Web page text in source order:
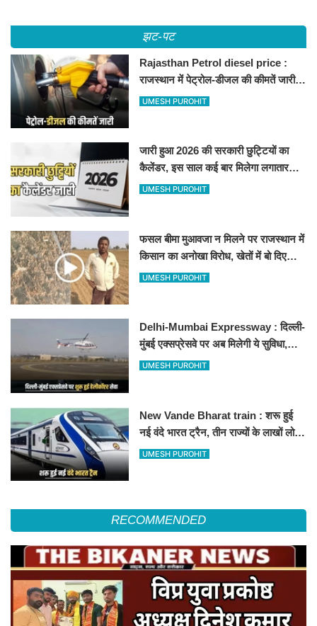
झट-पट
Rajasthan Petrol diesel price :
राजस्थान में पेट्रोल-डीजल की कीमतें जारी,
जानिए बीकानेर समेत पुरे प्रदेश में नए रेट
UMESH PUROHIT
जारी हुआ 2026 की सरकारी छुट्टियों का
कैलेंडर, इस साल कई बार मिलेगा लगातार
अवकाश, देखें
UMESH PUROHIT
फसल बीमा मुआवजा न मिलने पर राजस्थान में
किसान का अनोखा विरोध, खेतों में बो दिए
500-500 रुपए के नोट, वीडियो वायरल
UMESH PUROHIT
Delhi-Mumbai Expressway : दिल्ली-
मुंबई एक्सप्रेसवे पर अब मिलेगी ये सुविधा,
हेलीकॉप्टर सर्विस से तुरंत घायल पहुंचेगा
UMESH PUROHIT
New Vande Bharat train : शरू हुई
नई वंदे भारत ट्रैन, तीन राज्यों के लाखों लोगों
का सफर होगा आसान, देखें पूरा रूटमैप
UMESH PUROHIT
RECOMMENDED